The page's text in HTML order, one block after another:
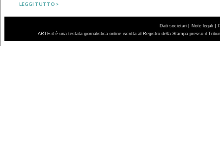
LEGGI TUTTO >
Dati societari | Note legali |
ARTE.it è una testata giornalistica online iscritta al Registro della Stampa presso il